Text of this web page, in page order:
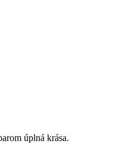
úplná krása.